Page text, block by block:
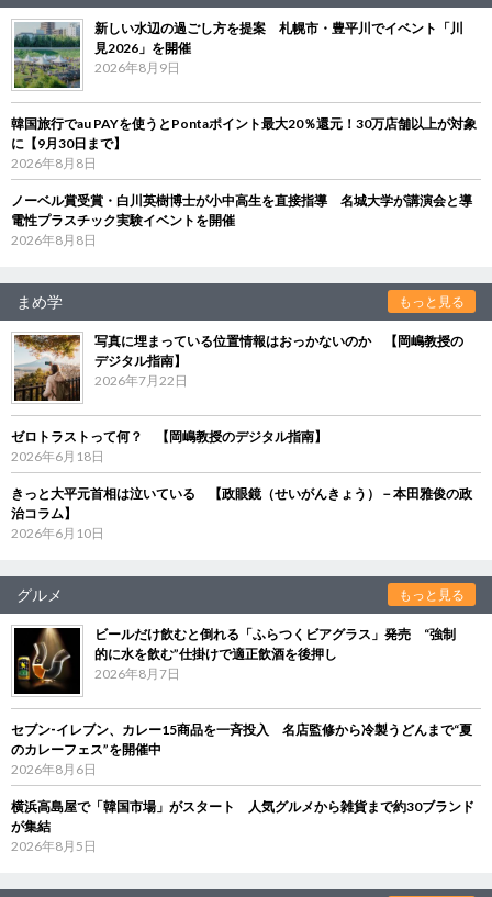
新しい水辺の過ごし方を提案 札幌市・豊平川でイベント「川
見2026」を開催
2026年8月9日
韓国旅行でau PAYを使うとPontaポイント最大20％還元！30万店舗以上が対象
に【9月30日まで】
2026年8月8日
ノーベル賞受賞・白川英樹博士が小中高生を直接指導 名城大学が講演会と導
電性プラスチック実験イベントを開催
2026年8月8日
まめ学 もっと見る
写真に埋まっている位置情報はおっかないのか 【岡嶋教授の
デジタル指南】
2026年7月22日
ゼロトラストって何？ 【岡嶋教授のデジタル指南】
2026年6月18日
きっと大平元首相は泣いている 【政眼鏡（せいがんきょう）－本田雅俊の政
治コラム】
2026年6月10日
グルメ もっと見る
ビールだけ飲むと倒れる「ふらつくビアグラス」発売 “強制
的に水を飲む”仕掛けで適正飲酒を後押し
2026年8月7日
セブン‐イレブン、カレー15商品を一斉投入 名店監修から冷製うどんまで“夏
のカレーフェス”を開催中
2026年8月6日
横浜高島屋で「韓国市場」がスタート 人気グルメから雑貨まで約30ブランド
が集結
2026年8月5日